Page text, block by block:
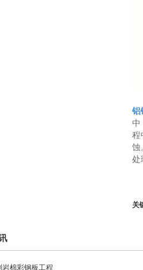
铝
中
程
蚀
处
关
岩棉彩钢板工程